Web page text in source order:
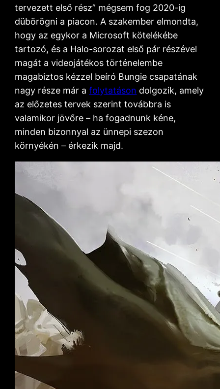
tervezett első rész” mégsem fog 2020-ig
dübörögni a piacon. A szakember elmondta,
hogy az egykor a Microsoft kötelékébe
tartozó, és a Halo-sorozat első pár részével
magát a videojátékos történelembe
magabiztos kézzel beíró Bungie csapatának
nagy része már afolytatáson dolgozik, amely
az előzetes tervek szerint továbbra is
valamikor jövőre – ha fogadnunk kéne,
minden bizonnyal az ünnepi szezon
környékén – érkezik majd.